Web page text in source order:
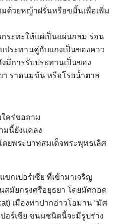
ด้วยหญ้าฝรั่นหรือขมิ้นเพื่อเพิ่ม
ระทะให้แผ่เป็นแผ่นกลม ร่อน
ประทานคู่กับแกงเป็นของคาว
มีการรับประทานเป็นของ
ราดนมข้น หรือโรยน้ำตาล
คร่ขอถาม
มนี้ยังแคลง
ยพระบาทสมเด็จพระพุทธเลิศ
กเปอร์เซีย ที่เข้ามาเจริญ
มัยกรุงศรีอยุธยา โดยมัศกอด
เมืองท่าปากอ่าวโอมาน “มัศ
อร์เซีย ขนมชนิดนี้จะมีรูปร่าง